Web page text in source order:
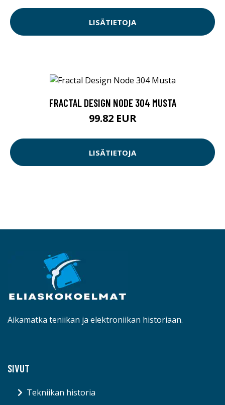
LISÄTIETOJA
FRACTAL DESIGN NODE 304 MUSTA
99.82 EUR
LISÄTIETOJA
Aikamatka teniikan ja elektroniikan historiaan.
SIVUT
Tekniikan historia